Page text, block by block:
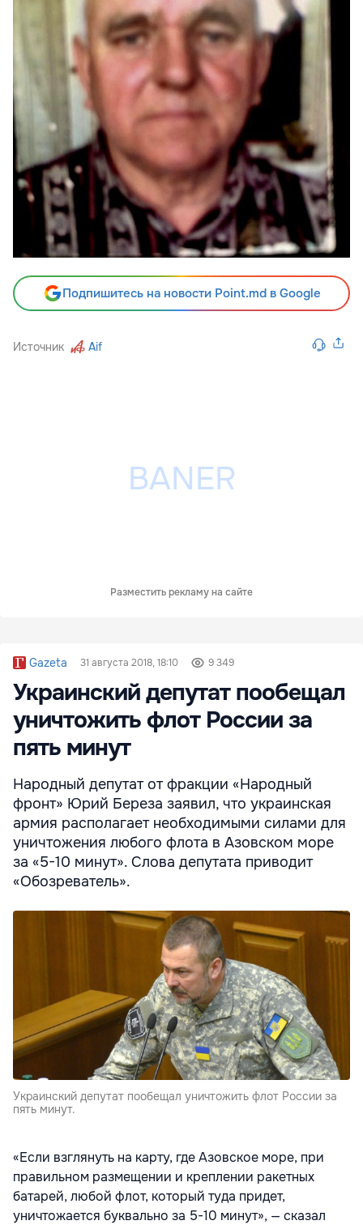
Подпишитесь на новости Point.md в Google
Источник Aif
Разместить рекламу на сайте
Gazeta 31 августа 2018, 18:10 9 349
Украинский депутат пообещал
уничтожить флот России за
пять минут
Народный депутат от фракции «Народный
фронт» Юрий Береза заявил, что украинская
армия располагает необходимыми силами для
уничтожения любого флота в Азовском море
за «5-10 минут». Слова депутата приводит
«Обозреватель».
Украинский депутат пообещал уничтожить флот России за
пять минут.
«Если взглянуть на карту, где Азовское море, при
правильном размещении и креплении ракетных
батарей, любой флот, который туда придет,
уничтожается буквально за 5-10 минут», — сказал